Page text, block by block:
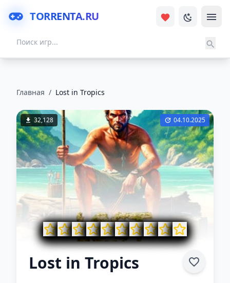
TORRENTA.RU
Главная / Lost in Tropics
32,128 04.10.2025
Lost in Tropics